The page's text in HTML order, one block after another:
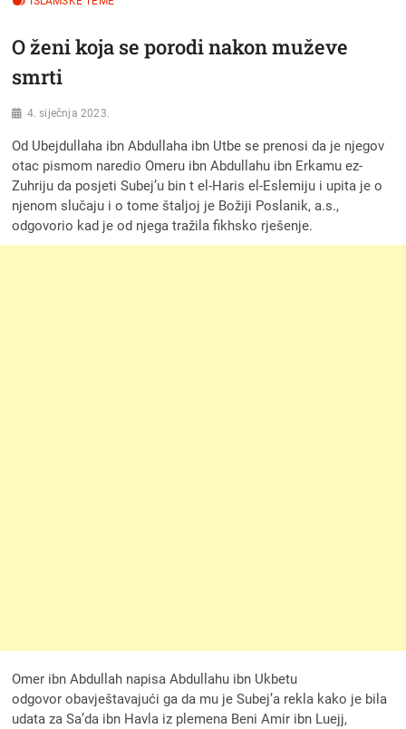
O ženi koja se porodi nakon muževe
smrti
4. siječnja 2023.
Od Ubejdullaha ibn Abdullaha ibn Utbe se prenosi da je njegov
otac pismom naredio Omeru ibn Abdullahu ibn Erkamu ez-
Zuhriju da posjeti Subej’u bin t el-Haris el-Eslemiju i upita je o
njenom slučaju i o tome štaljoj je Božiji Poslanik, a.s.,
odgovorio kad je od njega tražila fikhsko rješenje.
Omer ibn Abdullah napisa Abdullahu ibn Ukbetu
odgovor obavještavajući ga da mu je Subej’a rekla kako je bila
udata za Sa’da ibn Havla iz plemena Beni Amir ibn Luejj,